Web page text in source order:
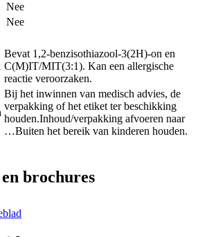
Nee
Nee
Bevat 1,2-benzisothiazool-3(2H)-on en
C(M)IT/MIT(3:1). Kan een allergische
reactie veroorzaken.
Bij het inwinnen van medisch advies, de
verpakking of het etiket ter beschikking
houden.Inhoud/verpakking afvoeren naar
…Buiten het bereik van kinderen houden.
brochures